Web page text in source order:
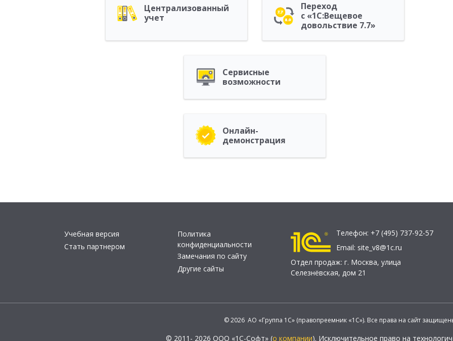
Централизованный
учет
Переход
с «1С:Вещевое
довольствие 7.7»
Сервисные
возможности
Онлайн-
демонстрация
Учебная версия
Стать партнером
Политика
конфиденциальности
Замечания по сайту
Другие сайты
Телефон: +7 (495) 737-92-57
Email: site_v8@1c.ru
Отдел продаж: г. Москва, улица
Селезнёвская, дом 21
© 2026 АО «Группа 1С» (правопреемник «1С»). Все права на сайт
© 2011- 2026 ООО «1С-Софт» (о компании). Исключительное право на